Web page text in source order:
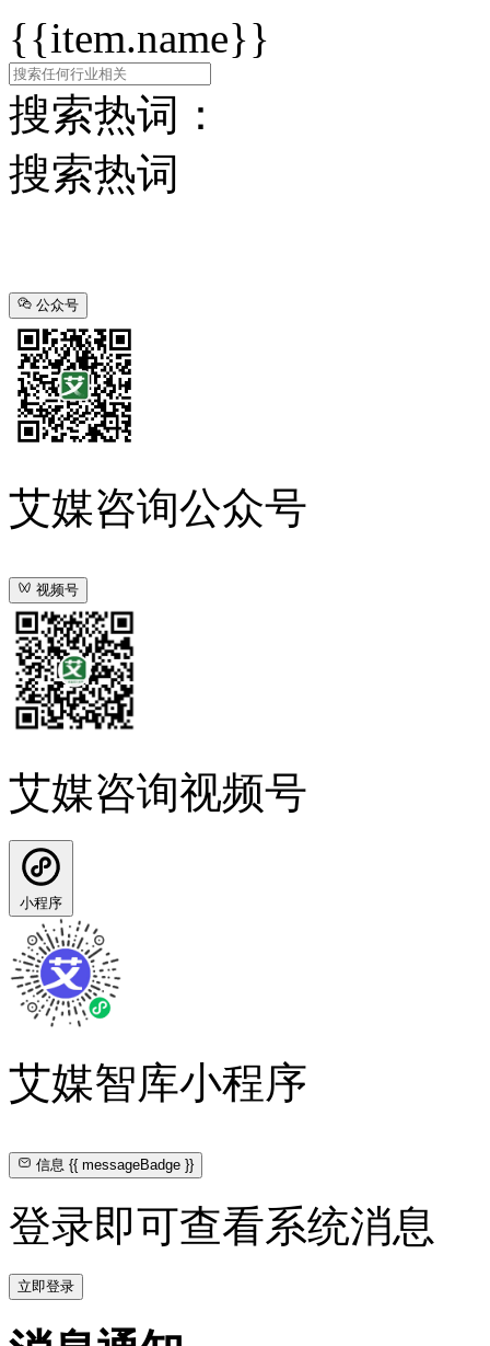
{{item.name}}
搜索热词：
搜索热词
公众号
艾媒咨询公众号
视频号
艾媒咨询视频号
小程序
艾媒智库小程序
信息{{ messageBadge }}
登录即可查看系统消息
立即登录